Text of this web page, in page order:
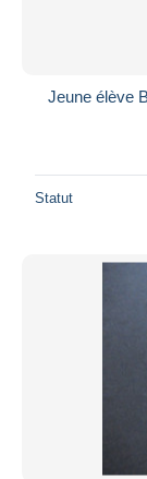
Jeune élève
Statut